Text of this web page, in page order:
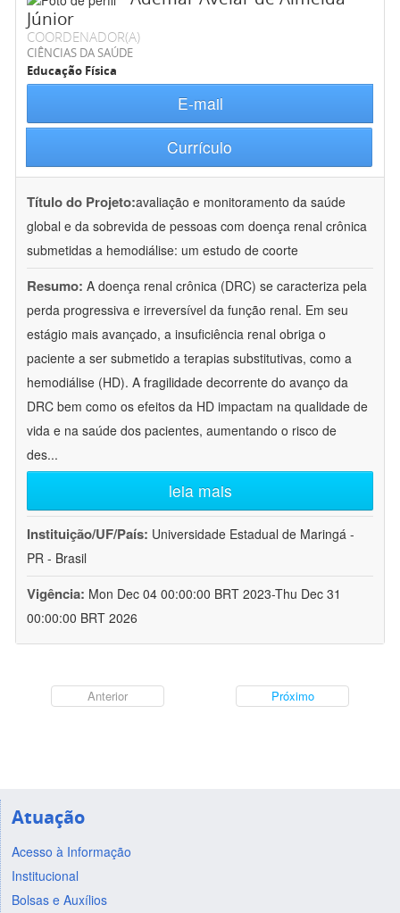
Júnior
COORDENADOR(A)
CIÊNCIAS DA SAÚDE
Educação Física
E-mail
Currículo
Título do Projeto:avaliação e monitoramento da saúde
global e da sobrevida de pessoas com doença renal crônica
submetidas a hemodiálise: um estudo de coorte
Resumo: A doença renal crônica (DRC) se caracteriza pela
perda progressiva e irreversível da função renal. Em seu
estágio mais avançado, a insuficiência renal obriga o
paciente a ser submetido a terapias substitutivas, como a
hemodiálise (HD). A fragilidade decorrente do avanço da
DRC bem como os efeitos da HD impactam na qualidade de
vida e na saúde dos pacientes, aumentando o risco de
des...
leia mais
Instituição/UF/País: Universidade Estadual de Maringá -
PR - Brasil
Vigência: Mon Dec 04 00:00:00 BRT 2023-Thu Dec 31
00:00:00 BRT 2026
Anterior Próximo
Atuação
Acesso à Informação
Institucional
Bolsas e Auxílios